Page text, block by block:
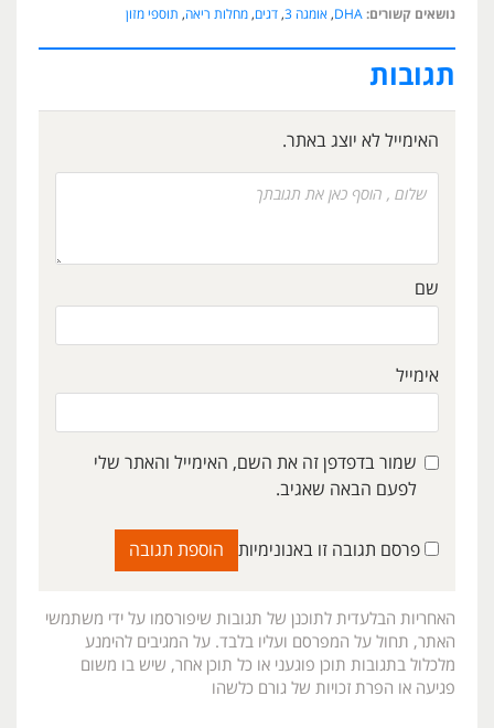
נושאים קשורים: DHA
, אומגה 3 , דגים, מחלות ריאה, תוספי מזון
תגובות
האימייל לא יוצג באתר.
שם
אימייל
שמור בדפדפן זה את השם, האימייל והאתר שלי
לפעם הבאה שאגיב.
פרסם תגובה זו באנונימיות
האחריות הבלעדית לתוכנן של תגובות שיפורסמו על ידי משתמשי
האתר, תחול על המפרסם ועליו בלבד. על המגיבים להימנע
מלכלול בתגובות תוכן פוגעני או כל תוכן אחר, שיש בו משום
פגיעה או הפרת זכויות של גורם כלשהו